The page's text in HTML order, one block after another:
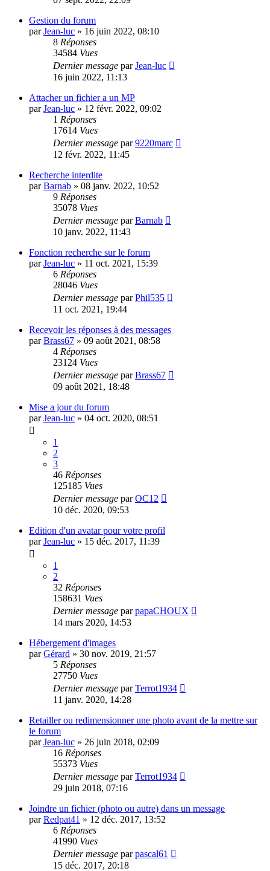
Gestion du forum
parJean-luc » 16 juin 2022, 08:10
8 Réponses
34584 Vues
Dernier message parJean-luc
16 juin 2022, 11:13
Attacher un fichier a un MP
parJean-luc » 12 févr. 2022, 09:02
1 Réponses
17614 Vues
Dernier message par9220marc
12 févr. 2022, 11:45
Recherche interdite
parBarnab » 08 janv. 2022, 10:52
9 Réponses
35078 Vues
Dernier message parBarnab
10 janv. 2022, 11:43
Fonction recherche sur le forum
parJean-luc » 11 oct. 2021, 15:39
6 Réponses
28046 Vues
Dernier message parPhil535
11 oct. 2021, 19:44
Recevoir les réponses à des messages
parBrass67 » 09 août 2021, 08:58
4 Réponses
23124 Vues
Dernier message parBrass67
09 août 2021, 18:48
Mise a jour du forum
parJean-luc » 04 oct. 2020, 08:51
1
2
3
46 Réponses
125185 Vues
Dernier message parOC12
10 déc. 2020, 09:53
Edition d'un avatar pour votre profil
parJean-luc » 15 déc. 2017, 11:39
1
2
32 Réponses
158631 Vues
Dernier message parpapaCHOUX
14 mars 2020, 14:53
Hébergement d'images
parGérard » 30 nov. 2019, 21:57
5 Réponses
27750 Vues
Dernier message parTerrot1934
11 janv. 2020, 14:28
Retailler ou redimensionner une photo avant de la mettre sur
le forum
parJean-luc » 26 juin 2018, 02:09
16 Réponses
55373 Vues
Dernier message parTerrot1934
29 juin 2018, 07:16
Joindre un fichier (photo ou autre) dans un message
parRedpat41 » 12 déc. 2017, 13:52
6 Réponses
41990 Vues
Dernier message parpascal61
15 déc. 2017, 20:18